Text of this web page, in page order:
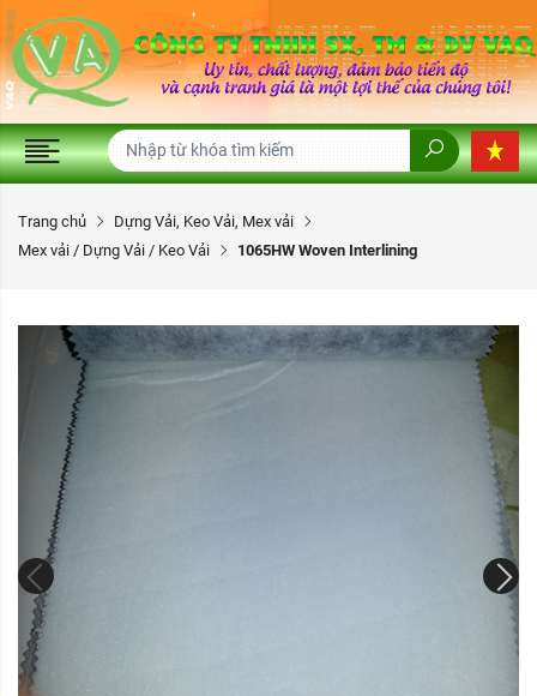
Trang chủ
Dựng Vải, Keo Vải, Mex vải
Mex vải / Dựng Vải / Keo Vải
1065HW Woven Interlining